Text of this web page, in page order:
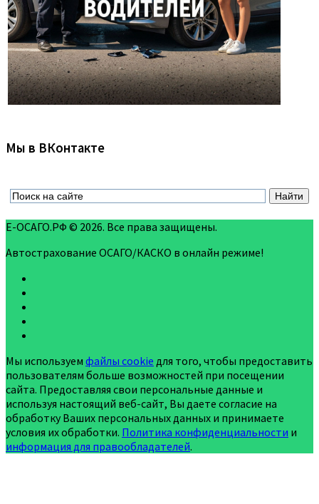
Мы в ВКонтакте
Е-ОСАГО.РФ © 2026. Все права защищены.
Автострахование ОСАГО/КАСКО в онлайн режиме!
Мы используем файлы cookie для того, чтобы предоставить
пользователям больше возможностей при посещении
сайта. Предоставляя свои персональные данные и
используя настоящий веб-сайт, Вы даете согласие на
обработку Ваших персональных данных и принимаете
условия их обработки. Политика конфиденциальности и
информация для правообладателей.